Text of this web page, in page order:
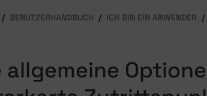
BENUTZERHANDBUCH ICH BIN EIN ANWENDER
allgemeine